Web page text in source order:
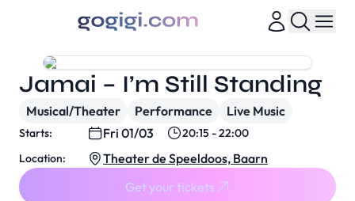
Jamai – I’m Still Standing
Musical/Theater Performance Live Music
Starts: Fri 01/03
20:15 - 22:00
Location:
Theater de Speeldoos, Baarn
Get your tickets